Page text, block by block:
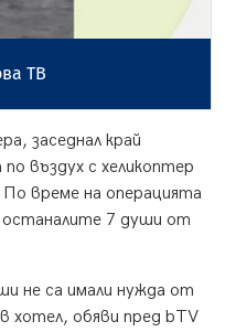
ТВ
заседнал край
въздух с хеликоптер
време на операцията
останалите 7 души от
не са имали нужда от
хотел, обяви пред bTV